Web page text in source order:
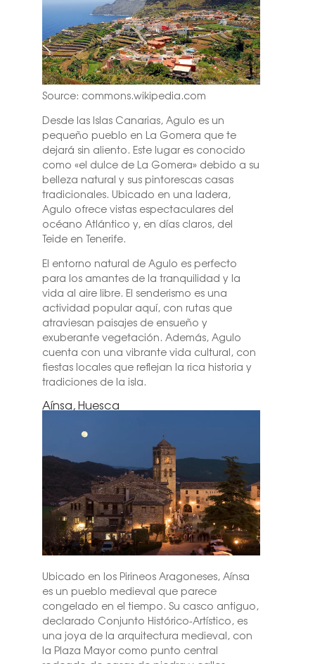
Source: commons.wikipedia.com
Desde las Islas Canarias, Agulo es un
pequeño pueblo en La Gomera que te
dejará sin aliento. Este lugar es conocido
como «el dulce de La Gomera» debido a su
belleza natural y sus pintorescas casas
tradicionales. Ubicado en una ladera,
Agulo ofrece vistas espectaculares del
océano Atlántico y, en días claros, del
Teide en Tenerife.
El entorno natural de Agulo es perfecto
para los amantes de la tranquilidad y la
vida al aire libre. El senderismo es una
actividad popular aquí, con rutas que
atraviesan paisajes de ensueño y
exuberante vegetación. Además, Agulo
cuenta con una vibrante vida cultural, con
fiestas locales que reflejan la rica historia y
tradiciones de la isla.
Aínsa, Huesca
Ubicado en los Pirineos Aragoneses, Aínsa
es un pueblo medieval que parece
congelado en el tiempo. Su casco antiguo,
declarado Conjunto Histórico-Artístico, es
una joya de la arquitectura medieval, con
la Plaza Mayor como punto central